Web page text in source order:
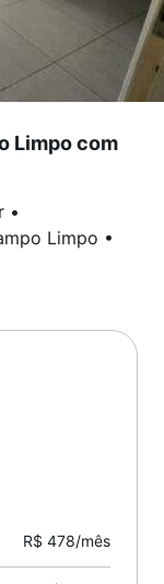
Limpo com
•
Limpo •
R$ 478/mês